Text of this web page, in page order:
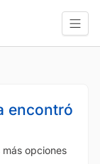
encontró
opciones